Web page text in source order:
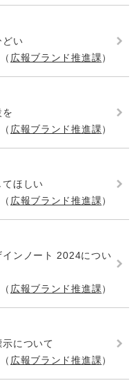
どい
広報ブランド推進課
を
広報ブランド推進課
てほしい
広報ブランド推進課
インノート 2024につい
広報ブランド推進課
示について
広報ブランド推進課